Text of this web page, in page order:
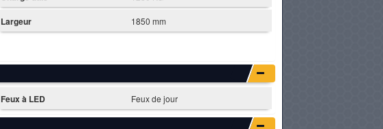
Largeur 1850 mm
Feux à LED Feux de jour